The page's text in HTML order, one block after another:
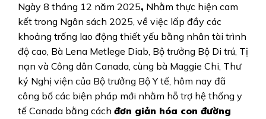
Ngày 8 tháng 12 năm 2025, Nhằm thực hiện cam
kết trong Ngân sách 2025, về việc lấp đầy các
khoảng trống lao động thiết yếu bằng nhân tài trình
độ cao, Bà Lena Metlege Diab, Bộ trưởng Bộ Di trú, Tị
nạn và Công dân Canada, cùng bà Maggie Chi, Thư
ký Nghị viện của Bộ trưởng Bộ Y tế, hôm nay đã
công bố các biện pháp mới nhằm hỗ trợ hệ thống y
tế Canada bằng cách đơn giản hóa con đường